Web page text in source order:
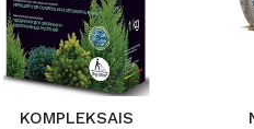
KOMPLEKSAIS